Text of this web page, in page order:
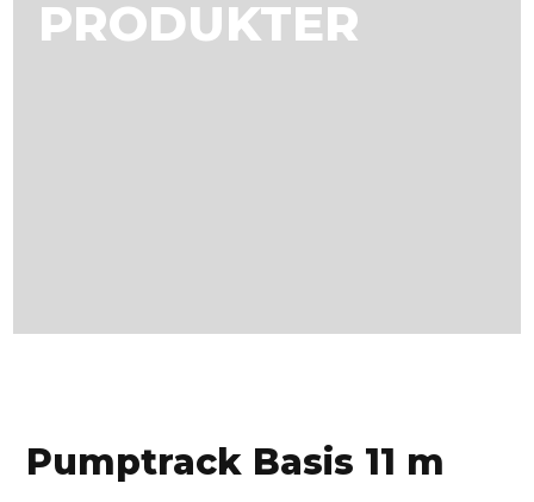
PRODUKTER
Pumptrack Basis 11 m